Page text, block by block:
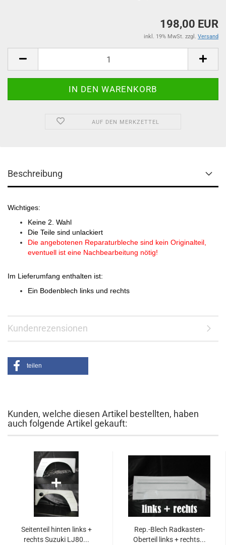
198,00 EUR
inkl. 19% MwSt. zzgl. Versand
AUF DEN MERKZETTEL
Beschreibung
Wichtiges:
Keine 2. Wahl
Die Teile sind unlackiert
Die angebotenen Reparaturbleche sind kein Originalteil,
eventuell ist eine Nachbearbeitung nötig!
Im Lieferumfang enthalten ist:
Ein Bodenblech links und rechts
Kundenrezensionen
teilen
Kunden, welche diesen Artikel bestellten, haben
auch folgende Artikel gekauft:
Seitenteil hinten links +
rechts Suzuki LJ80...
Rep.-Blech Radkasten-
Oberteil links + rechts...